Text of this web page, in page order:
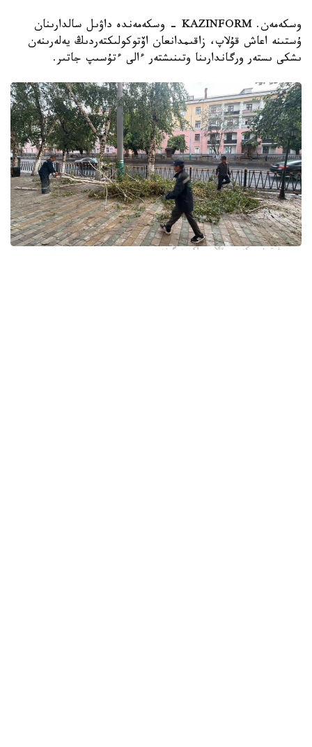
وسكەمەن. KAZINFORM - وسكەمەندە داۋىل سالدارىنان
ۇستىنە اعاش قۇلاپ، زاقىمدانعان اۆتوكولىكتەردىڭ يەلەرىنەن
ىشكى ىستەر ورگاندارىنا وتىنىشتەر ءالى ءتۇسىپ جاتىر.
فوتو: وسكەمەن قالاسى اكىمدىگىنەن